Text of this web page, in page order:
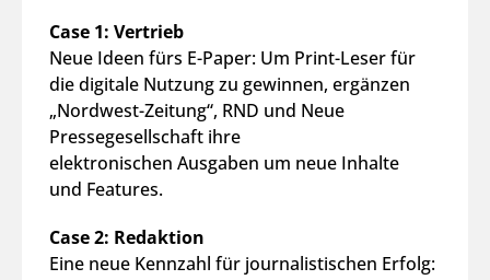
Case 1: Vertrieb
Neue Ideen fürs E-Paper: Um Print-Leser für
die digitale Nutzung zu gewinnen, ergänzen
„Nordwest-Zeitung“, RND und Neue
Pressegesellschaft ihre
elektronischen Ausgaben um neue Inhalte
und Features.
Case 2: Redaktion
Eine neue Kennzahl für journalistischen Erfolg: